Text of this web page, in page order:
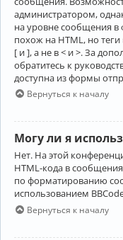
администратором,
на уровне сообщения в
похож на HTML, но
[ и ], а не в < и >. За
обратитесь к
доступна из формы
Вернуться к началу
Могу ли я
Нет. На этой
HTML-кода в
по форматированию
использованием
Вернуться к началу